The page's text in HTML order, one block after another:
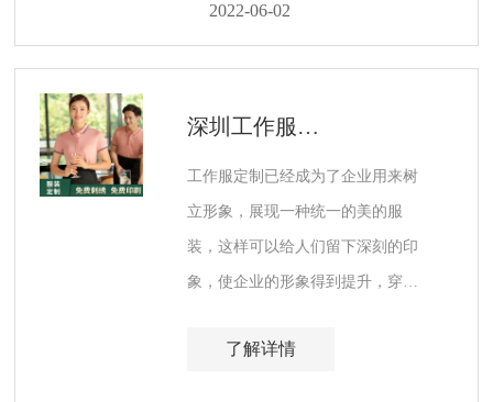
2022-06-02
深圳工作服定制厂家如何选择服装用料？
工作服定制已经成为了企业用来树
立形象，展现一种统一的美的服
装，这样可以给人们留下深刻的印
象，使企业的形象得到提升，穿着
归属、集体感、工作责任心。
了解详情